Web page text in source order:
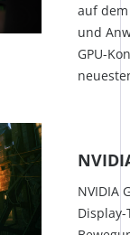
auf
und
GPU-
NVIDIA